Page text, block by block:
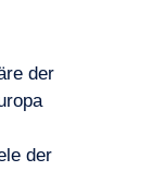
der
der